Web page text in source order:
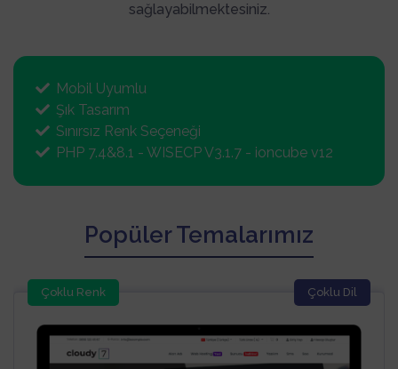
sağlayabilmektesiniz.
Mobil Uyumlu
Şık Tasarım
Sınırsız Renk Seçeneği
PHP 7.4&8.1 - WISECP V3.1.7 - ioncube v12
Popüler Temalarımız
Çoklu Renk Çoklu Dil